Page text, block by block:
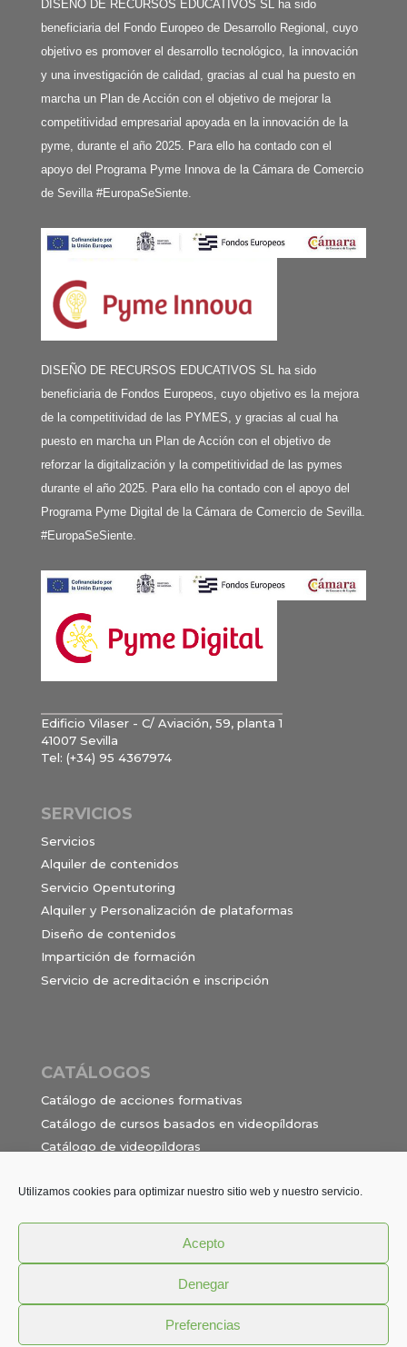
Utilizamos cookies para optimizar nuestro sitio web y nuestro servicio.
Acepto
Denegar
Preferencias
DISEÑO DE RECURSOS EDUCATIVOS SL ha sido
beneficiaria del Fondo Europeo de Desarrollo Regional, cuyo
objetivo es promover el desarrollo tecnológico, la innovación
y una investigación de calidad, gracias al cual ha puesto en
marcha un Plan de Acción con el objetivo de mejorar la
competitividad empresarial apoyada en la innovación de la
pyme, durante el año 2025. Para ello ha contado con el
apoyo del Programa Pyme Innova de la Cámara de Comercio
de Sevilla #EuropaSeSiente.
DISEÑO DE RECURSOS EDUCATIVOS SL ha sido
beneficiaria de Fondos Europeos, cuyo objetivo es la mejora
de la competitividad de las PYMES, y gracias al cual ha
puesto en marcha un Plan de Acción con el objetivo de
reforzar la digitalización y la competitividad de las pymes
durante el año 2025. Para ello ha contado con el apoyo del
Programa Pyme Digital de la Cámara de Comercio de Sevilla.
#EuropaSeSiente.
Edificio Vilaser - C/ Aviación, 59, planta 1
41007 Sevilla
Tel: (+34) 95 4367974
SERVICIOS
Servicios
Alquiler de contenidos
Servicio Opentutoring
Alquiler y Personalización de plataformas
Diseño de contenidos
Impartición de formación
Servicio de acreditación e inscripción
CATÁLOGOS
Catálogo de acciones formativas
Catálogo de cursos basados en videopíldoras
Catálogo de videopíldoras
formación en alternancia
Política de privacidad
Términos y Condiciones
Aviso Legal
Cookies